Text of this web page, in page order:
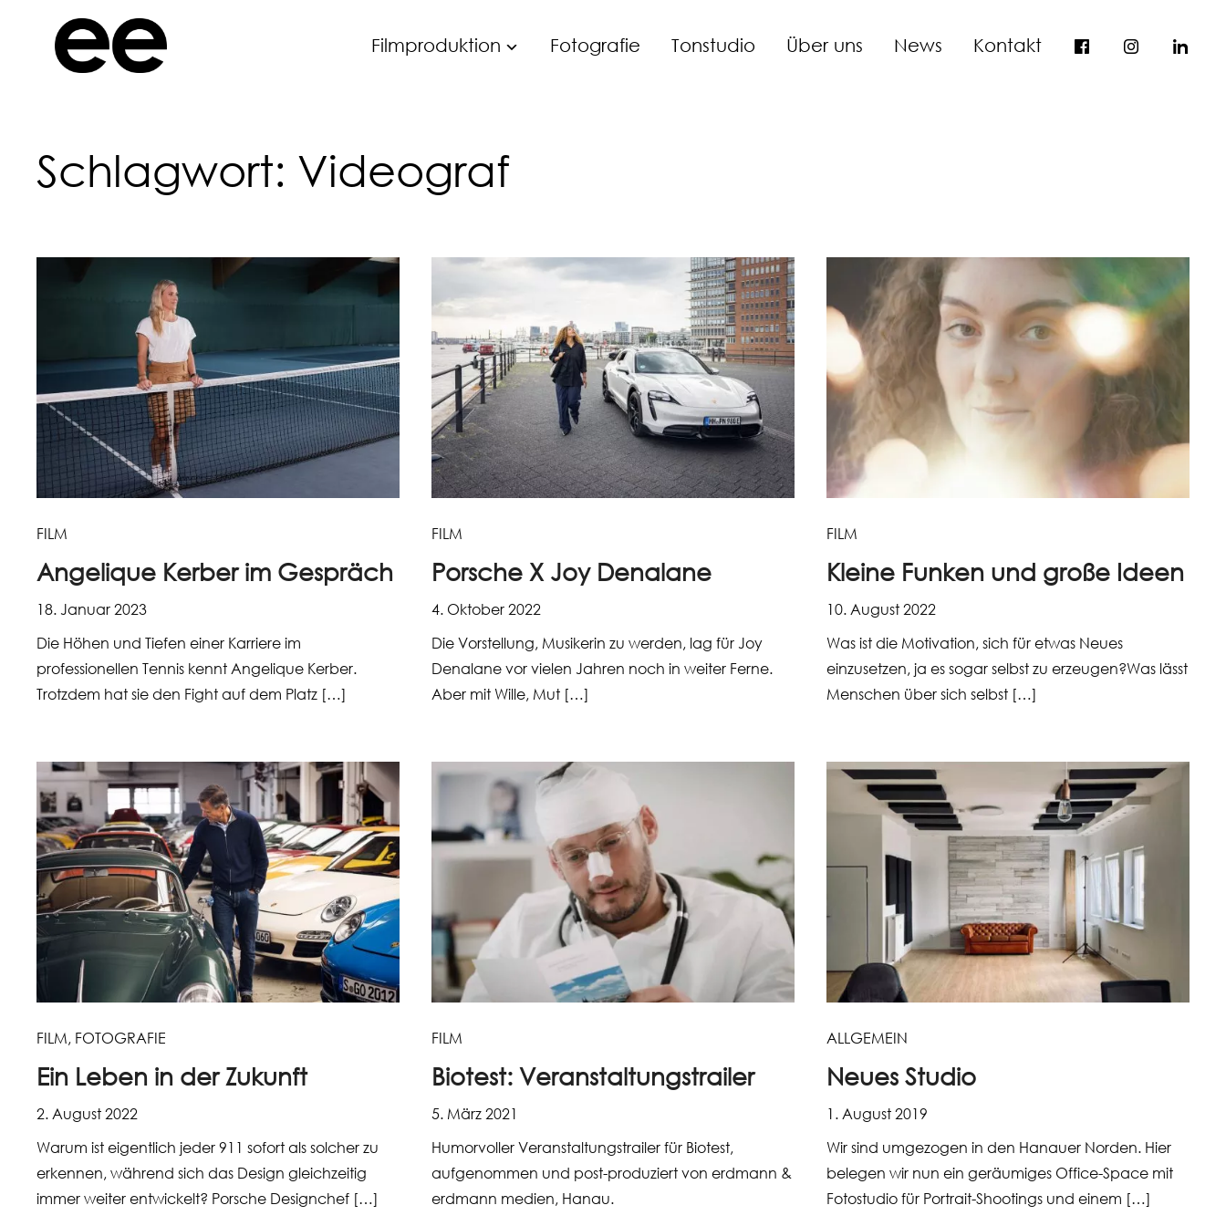
Filmproduktion Fotografie Tonstudio Über uns News Kontakt
Schlagwort: Videograf
FILM
Angelique Kerber im Gespräch
18. Januar 2023
Die Höhen und Tiefen einer Karriere im
professionellen Tennis kennt Angelique Kerber.
Trotzdem hat sie den Fight auf dem Platz […]
FILM
Porsche X Joy Denalane
4. Oktober 2022
Die Vorstellung, Musikerin zu werden, lag für Joy
Denalane vor vielen Jahren noch in weiter Ferne.
Aber mit Wille, Mut […]
FILM
Kleine Funken und große Ideen
10. August 2022
Was ist die Motivation, sich für etwas Neues
einzusetzen, ja es sogar selbst zu erzeugen?Was lässt
Menschen über sich selbst […]
FILM, FOTOGRAFIE
Ein Leben in der Zukunft
2. August 2022
Warum ist eigentlich jeder 911 sofort als solcher zu
erkennen, während sich das Design gleichzeitig
immer weiter entwickelt? Porsche Designchef […]
FILM
Biotest: Veranstaltungstrailer
5. März 2021
Humorvoller Veranstaltungstrailer für Biotest,
aufgenommen und post-produziert von erdmann &
erdmann medien, Hanau.
ALLGEMEIN
Neues Studio
1. August 2019
Wir sind umgezogen in den Hanauer Norden. Hier
belegen wir nun ein geräumiges Office-Space mit
Fotostudio für Portrait-Shootings und einem […]